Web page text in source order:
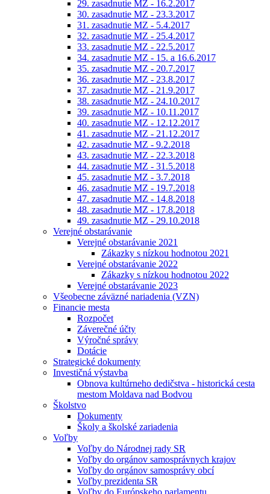
29. zasadnutie MZ - 16.2.2017
30. zasadnutie MZ - 23.3.2017
31. zasadnutie MZ - 5.4.2017
32. zasadnutie MZ - 25.4.2017
33. zasadnutie MZ - 22.5.2017
34. zasadnutie MZ - 15. a 16.6.2017
35. zasadnutie MZ - 20.7.2017
36. zasadnutie MZ - 23.8.2017
37. zasadnutie MZ - 21.9.2017
38. zasadnutie MZ - 24.10.2017
39. zasadnutie MZ - 10.11.2017
40. zasadnutie MZ - 12.12.2017
41. zasadnutie MZ - 21.12.2017
42. zasadnutie MZ - 9.2.2018
43. zasadnutie MZ - 22.3.2018
44. zasadnutie MZ - 31.5.2018
45. zasadnutie MZ - 3.7.2018
46. zasadnutie MZ - 19.7.2018
47. zasadnutie MZ - 14.8.2018
48. zasadnutie MZ - 17.8.2018
49. zasadnutie MZ - 29.10.2018
Verejné obstarávanie
Verejné obstarávanie 2021
Zákazky s nízkou hodnotou 2021
Verejné obstarávanie 2022
Zákazky s nízkou hodnotou 2022
Verejné obstarávanie 2023
Všeobecne záväzné nariadenia (VZN)
Financie mesta
Rozpočet
Záverečné účty
Výročné správy
Dotácie
Strategické dokumenty
Investičná výstavba
Obnova kultúrneho dedičstva - historická cesta
mestom Moldava nad Bodvou
Školstvo
Dokumenty
Školy a školské zariadenia
Voľby
Voľby do Národnej rady SR
Voľby do orgánov samosprávnych krajov
Voľby do orgánov samosprávy obcí
Voľby prezidenta SR
Voľby do Európskeho parlamentu